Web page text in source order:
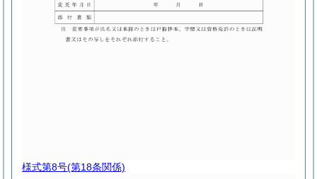
様式第8号(第18条関係)